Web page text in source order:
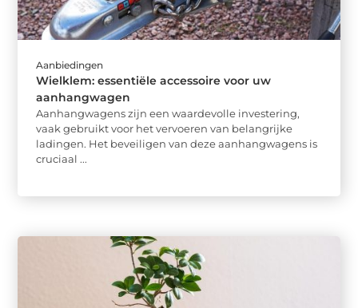
Aanbiedingen
Wielklem: essentiële accessoire voor uw
aanhangwagen
Aanhangwagens zijn een waardevolle investering,
vaak gebruikt voor het vervoeren van belangrijke
ladingen. Het beveiligen van deze aanhangwagens is
cruciaal ...